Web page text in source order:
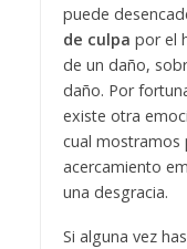
puede
de culpa por el
de un daño,
daño. Por
existe otra
cual mostramos
acercamiento
una desgracia.
Si alguna vez